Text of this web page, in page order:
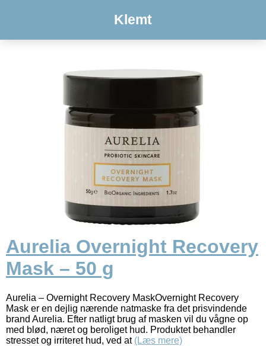
Klemt
Aurelia Overnight Recovery
Mask – 50 g
Aurelia – Overnight Recovery MaskOvernight Recovery
Mask er en dejlig nærende natmaske fra det prisvindende
brand Aurelia. Efter natligt brug af masken vil du vågne op
med blød, næret og beroliget hud. Produktet behandler
stresset og irriteret hud, ved at (Læs mere)